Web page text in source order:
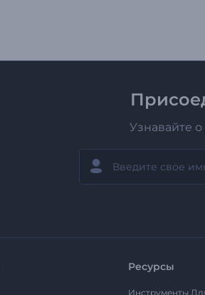
Узнавайте
Ресурсы
Инструменты